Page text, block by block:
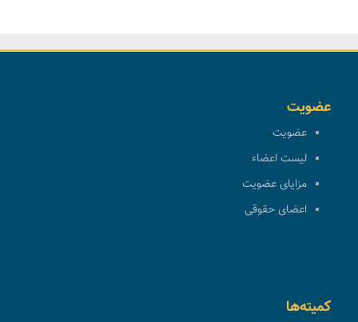
عضویت
عضویت
لیست اعضاء
مزایای عضویت
اعضای حقوقی
کمیته‌ها